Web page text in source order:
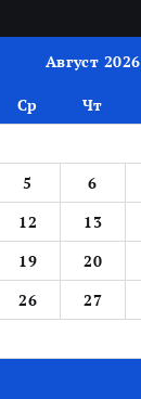
Август 2026
Ср Чт
5 6
12 13
19 20
26 27